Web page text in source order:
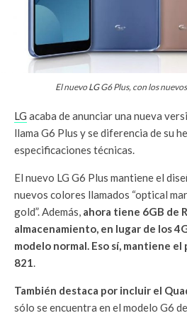
El nuevoLGG6 Plus, con los
LG acaba de anunciar una nueva
llama G6 Plus y se diferencia de su
especificaciones técnicas.
El nuevo LG G6 Plus mantiene el
nuevos colores llamados “optical
gold”. Además, ahora tiene 6GB de
almacenamiento, en lugar de los
modelo normal. Eso sí, mantiene
821.
También destaca por incluir el
sólo se encuentra en el modelo G6